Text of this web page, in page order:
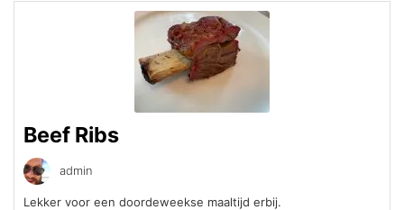
Beef Ribs
admin
Lekker voor een doordeweekse maaltijd erbij.